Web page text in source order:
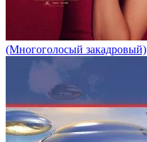
(Многоголосый закадровый)